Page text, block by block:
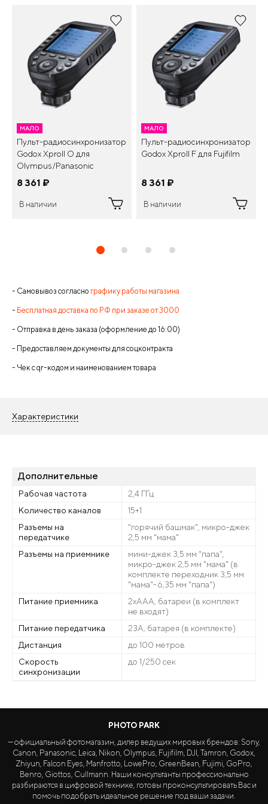
МАЛО
Пульт-радиосинхронизатор
Godox XproII O для
Olympus/Panasonic
8 361 ¤
В наличии
МАЛО
Пульт-радиосинхронизатор
Godox XproII F для Fujifilm
8 361 ¤
В наличии
- Самовывоз согласно графику работы магазина
- Бесплатная доставка по РФ при заказе от 3000
- Отправка в день заказа (оформление до 16:00)
- Предоставляем документы для соцконтракта
- Чек с qr-кодом и наименованием товара
Характеристики
Дополнительные
Рабочая частота
2,4 ГГц
Количество каналов
15+1
Разъемы на
передатчике
"горячий башмак", микро-джек
2,5 мм "мама"
Разъемы на приемнике
мини-джек 3,5 мм "папа",
микро-джек 2,5 мм "мама" (в
комплекте переходник 3,5 мм
"мама"-6,35 мм "папа")
Питание приемника
2xAAA, батареи (в комплект
не входят)
Питание передатчика
23A, батарея (в комплекте)
Дистанция
до 100 метров
Скорость
синхронизации
до 1/250 сек
PHOTO PARK
— официальный фотомагазин, дилер ведущих мировых брендов: Sony,
Canon, Panasonic, Leica, Nikon, Olympus, Fujifilm, DJI, Tamron, Godox,
Zhiyun, Falcon Eyes, Manfrotto, LowePro, GreenBean, Fujimi, GoPro,
Benro, Giottos, Cullmann. Наши консультанты профессионально
разбираются в цифровой технике, готовы проконсультировать Вас и
помочь подобрать идеальное решение под ваши задачи.